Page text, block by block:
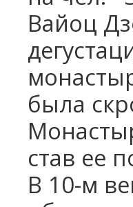
Вайоц
была
став ее
В 10-м